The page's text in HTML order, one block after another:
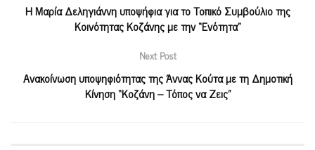
Η Μαρία Δεληγιάννη υποψήφια για το Τοπικό Συμβούλιο της
Κοινότητας Κοζάνης με την “Ενότητα”
Next Post
Ανακοίνωση υποψηφιότητας της Άννας Κούτα με τη Δημοτική
Κίνηση “Κοζάνη – Τόπος να Ζεις”